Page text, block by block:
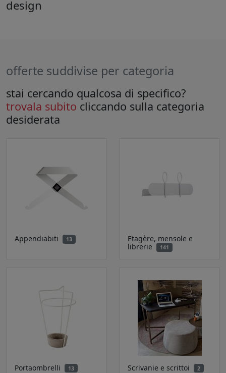
design
offerte suddivise per categoria
stai cercando qualcosa di specifico?
trovala subito cliccando sulla categoria
desiderata
Appendiabiti 13
Etagère, mensole e
librerie
141
Portaombrelli 13 Scrivanie e scrittoi 2